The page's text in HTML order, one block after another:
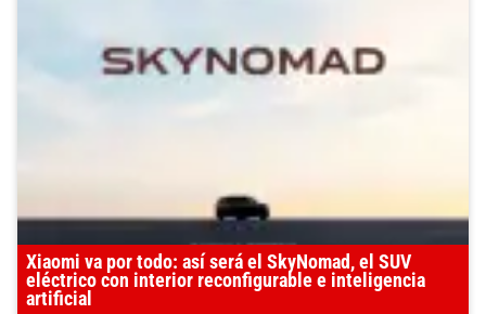
Xiaomi va por todo: así será el SkyNomad, el SUV
eléctrico con interior reconfigurable e inteligencia
artificial